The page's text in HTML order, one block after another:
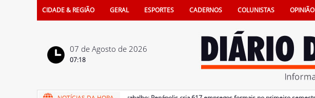
CIDADE & REGIÃO GERAL ESPORTES CADERNOS COLUNISTAS OPINIÃO
07 de Agosto de 2026
07:18